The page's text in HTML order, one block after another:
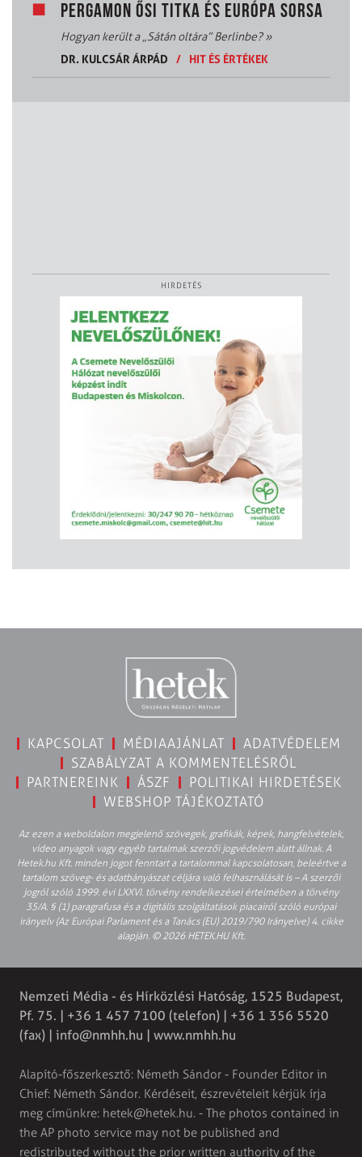
PERGAMON ŐSI TITKA ÉS EURÓPA SORSA
Hogyan került a „Sátán oltára” Berlinbe?»
DR. KULCSÁR ÁRPÁD
/ HIT ÉS ÉRTÉKEK
HIRDETÉS
KAPCSOLAT MÉDIAAJÁNLAT
ADATVÉDELEM
SZABÁLYZAT A KOMMENTELÉSRŐL
PARTNEREINK
ÁSZF
POLITIKAI HIRDETÉSEK
WEBSHOP TÁJÉKOZTATÓ
Az ezen a weboldalon megjelenő szövegek, grafikák, képek, hangfelvételek,
video anyagok vagy egyéb tartalmak szerzői jogvédelem alatt állnak. A
Hetek.hu Kft. minden jogot fenntart a tartalommal kapcsolatosan, beleértve a
tartalom szöveg- és adatbányászat céljára való felhasználását is – A szerzői
jogról szóló 1999. évi LXXVI. törvény rendelkezései értelmében a törvény
35/A. § (1) paragrafusa és a digitális szolgáltatások piacairól szóló európai
irányelv (Az Európai Parlament és a Tanács (EU) 2019/790 Irányelve) 4. cikke
alapján. © 2026 HETEK.HU Kft.
Nemzeti Média - és Hírközlési Hatóság, 1525 Budapest,
Pf. 75. | +36 1 457 7100 (telefon) | +36 1 356 5520
(fax) | info@nmhh.hu | www.nmhh.hu
Alapító-főszerkesztő: Németh Sándor - Founder Editor in
Chief: Németh Sándor. Kérdéseit, észrevételeit kérjük írja
meg címünkre: hetek@hetek.hu. - The photos contained in
the AP photo service may not be published and
redistributed without the prior written authority of the